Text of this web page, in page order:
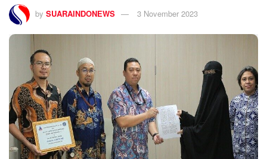
by SUARAINDONEWS 3 November 2023